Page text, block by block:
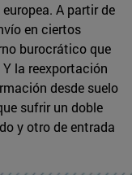
A partir de
en ciertos
burocrático que
la reexportación
desde suelo
sufrir un doble
y otro de entrada